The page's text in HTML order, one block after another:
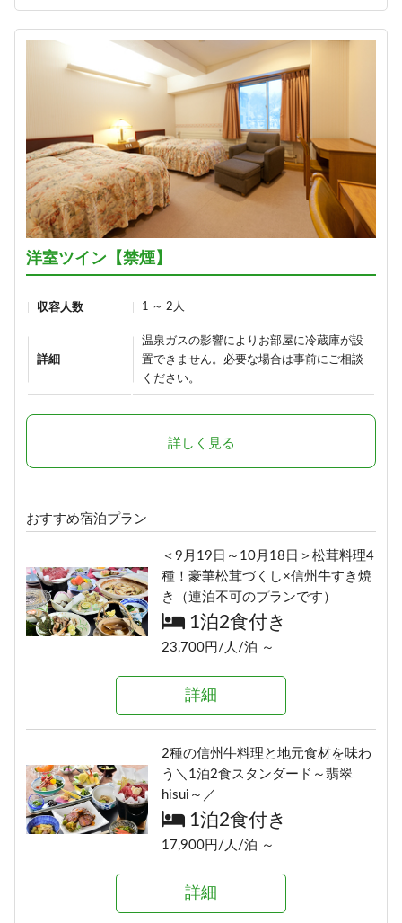
1泊2食付き
16,900円/人/泊 ～
詳細
【早割60】60日前の予約で、通常
価格より1,000円OFF♪＜お日にち
限定＞
16,900円/人/泊 ～
【早割30】30日前の予約で、通常
価格より500円OFF♪＜お日にち限
定＞
17,400円/人/泊 ～
き酒セット付き】1泊2食プラン
1泊2食付き
18,900円/人/泊 ～
詳細
≪1泊朝食付きプラン≫自由気まま
朝食のみ
13,500円/人/泊 ～
詳細
≪素泊りプラン≫23時までチェッ
クインOK！
hekiraku～／
1泊2食付き
21,100円/人/泊 ～
ひすい色の温泉の熊の湯＼1泊2食
お試しプラン～萌葱moegi～／
16,700円/人/泊 ～
「りんごで育った信州牛」だけを
使った≪1泊2食最高級肉肉プラン
1泊2食付き
24,290円/人/泊 ～
ボリューム満点！変な肉プラン“肉
肉魚！？好きな料理を選べる”（連
泊不可のプランです）
1泊2食付き
詳細
信州の恵み！旨味たっぷりきのこ
料理《熊の湯信州茸づくしプラ
ン》
1泊2食付き
詳細
洋室ツイン【禁煙】
収容人数 1 ～ 2人
詳細
温泉ガスの影響によりお部屋に冷蔵庫が設
置できません。必要な場合は事前にご相談
ください。
詳しく見る
おすすめ宿泊プラン
＜9月19日～10月18日＞松茸料理4
種！豪華松茸づくし×信州牛すき焼
き（連泊不可のプランです）
1泊2食付き
23,700円/人/泊 ～
詳細
2種の信州牛料理と地元食材を味わ
う＼1泊2食スタンダード～翡翠
hisui～／
1泊2食付き
17,900円/人/泊 ～
詳細